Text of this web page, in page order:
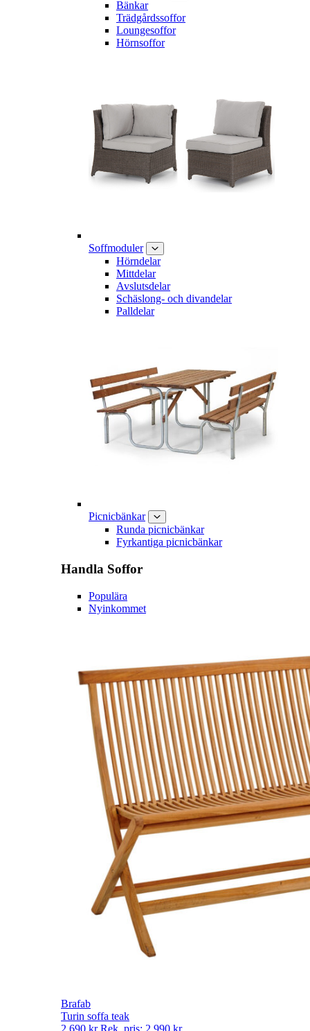
Bänkar
Trädgårdssoffor
Loungesoffor
Hörnsoffor
Soffmoduler
Hörndelar
Mittdelar
Avslutsdelar
Schäslong- och divandelar
Palldelar
Picnicbänkar
Runda picnicbänkar
Fyrkantiga picnicbänkar
Handla Soffor
Populära
Nyinkommet
Brafab
Turin soffa teak
2 690 kr Rek. pris: 2 990 kr